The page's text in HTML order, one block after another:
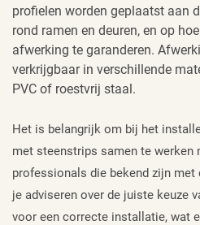
profielen worden geplaatst aan
rond ramen en deuren, en op
afwerking te garanderen.
verkrijgbaar in verschillende
PVC of roestvrij staal.
Het is belangrijk om bij het
met steenstrips samen te werken
professionals die bekend zijn met
je adviseren over de juiste keuze
voor een correcte installatie, wat